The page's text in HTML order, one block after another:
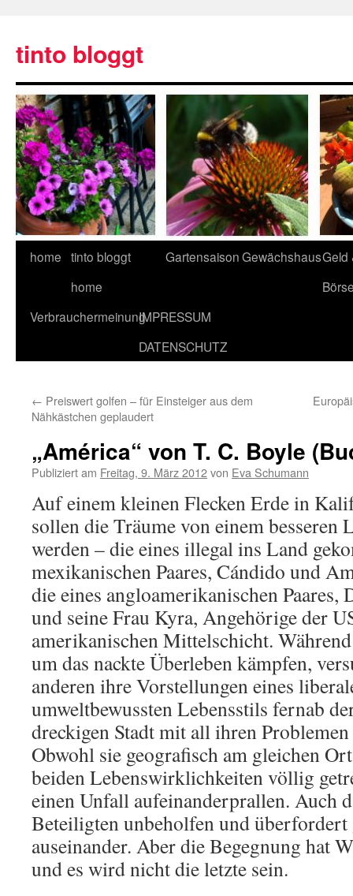
tinto bloggt
home tinto bloggt
home
GartensaisonGewächshausGeld
VerbrauchermeinungIMPRESSUM
DATENSCHUTZ
← Preiswert golfen – für Einsteiger aus dem
Nähkästchen geplaudert
„América“ von T. C. Boyle
Publiziert am Freitag, 9. März 2012von Eva Schumann
Auf einem kleinen Flecken Erde in
sollen die Träume von einem besseren
werden – die eines illegal ins Land
mexikanischen Paares, Cándido und
die eines angloamerikanischen Paares,
und seine Frau Kyra, Angehörige der
amerikanischen Mittelschicht.
um das nackte Überleben kämpfen,
anderen ihre Vorstellungen eines
umweltbewussten Lebensstils fernab
dreckigen Stadt mit all ihren
Obwohl sie geografisch am gleichen
beiden Lebenswirklichkeiten völlig
einen Unfall aufeinanderprallen. Auch
Beteiligten unbeholfen und
auseinander. Aber die Begegnung hat
und es wird nicht die letzte sein.